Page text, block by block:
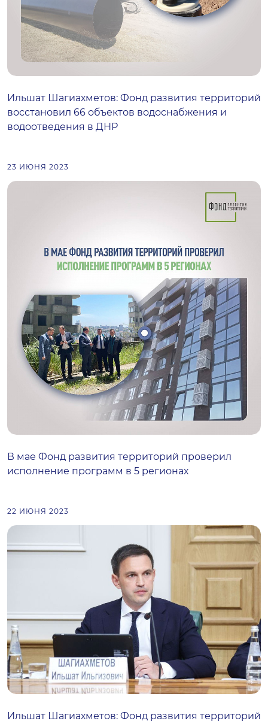
Ильшат Шагиахметов: Фонд развития территорий
восстановил 66 объектов водоснабжения и
водоотведения в ДНР
23 ИЮНЯ 2023
В мае Фонд развития территорий проверил
исполнение программ в 5 регионах
22 ИЮНЯ 2023
Ильшат Шагиахметов: Фонд развития территорий